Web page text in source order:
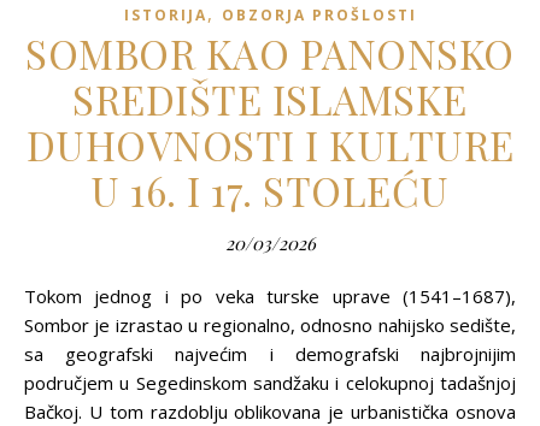
ISTORIJA, OBZORJA PROŠLOSTI
SOMBOR KAO PANONSKO
SREDIŠTE ISLAMSKE
DUHOVNOSTI I KULTURE
U 16. I 17. STOLEĆU
20/03/2026
Tokom jednog i po veka turske uprave (1541–1687),
Sombor je izrastao u regionalno, odnosno nahijsko sedište,
sa geografski najvećim i demografski najbrojnijim
područjem u Segedinskom sandžaku i celokupnoj tadašnjoj
Bačkoj. U tom razdoblju oblikovana je urbanistička osnova